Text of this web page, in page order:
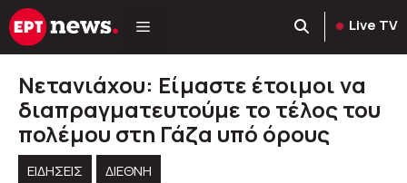
Μετάβαση
σε
Live TV
Νετανιάχου: Είμαστε έτοιμοι να
διαπραγματευτούμε το τέλος του
πολέμου στη Γάζα υπό όρους
ΕΙΔΗΣΕΙΣ
ΔΙΕΘΝΗ